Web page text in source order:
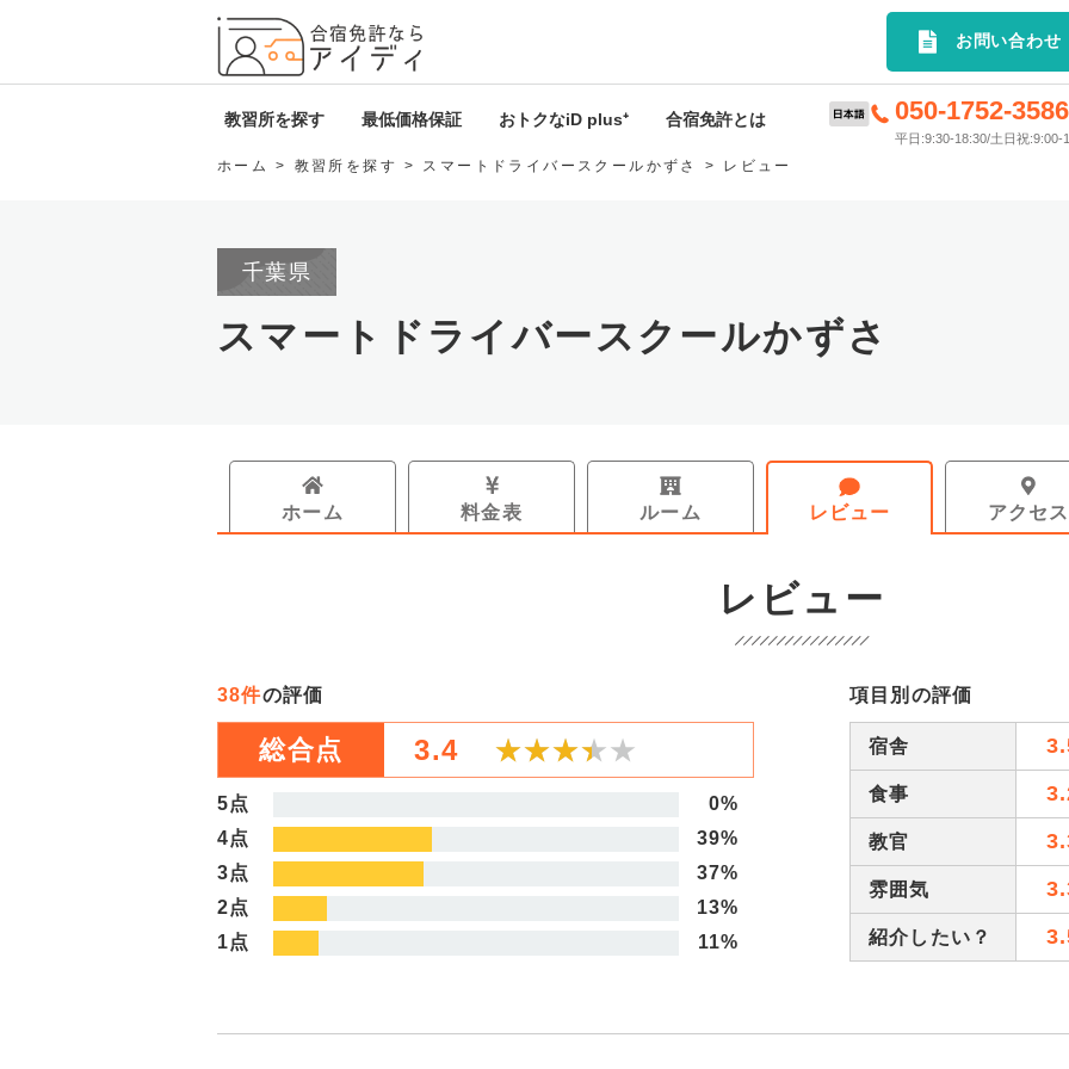
全国厳選の合宿免許プランを簡単検索｜
お問い合わせ
教習所を探す
北海道・東北
東海
中国・四国
九州・沖縄
最低価格保証 おトクなiD plus⁺
iD plus⁺特典
免許応援キャンペーン
合宿免許とは
合宿免許とは
持ち物
お支払いについて
050-1752-3586
平日:9:30-18:30/土日祝:9:00-
ホーム 教習所を探す スマートドライバースクールかずさ レビュー
千葉県
スマートドライバースクールかずさ
ホーム 料金表 ルーム レビュー アクセス
レビュー
38件の評価
総合点 3.4 ★★★★★
★★★★★
5点
0%
4点
39%
3点
37%
2点
13%
1点
11%
項目別の評価
宿舎
食事
教官
雰囲気
紹介したい？